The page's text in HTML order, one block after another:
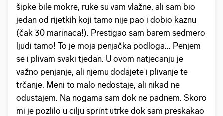
šipke bile mokre, ruke su vam vlažne, ali sam bio
jedan od rijetkih koji tamo nije pao i dobio kaznu
(čak 30 marinaca!). Prestigao sam barem sedmero
ljudi tamo! To je moja penjačka podloga... Penjem
se i plivam svaki tjedan. U ovom natjecanju je
važno penjanje, ali njemu dodajete i plivanje te
trčanje. Meni to malo nedostaje, ali nikad ne
odustajem. Na nogama sam dok ne padnem. Skoro
mi je pozlilo u cilju sprint utrke dok sam preskakao